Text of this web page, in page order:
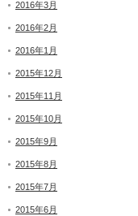
2016年3月
2016年2月
2016年1月
2015年12月
2015年11月
2015年10月
2015年9月
2015年8月
2015年7月
2015年6月